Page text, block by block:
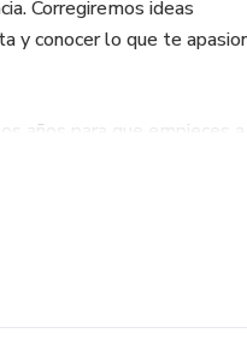
Corregiremos ideas
y conocer lo que te
años para que empieces a